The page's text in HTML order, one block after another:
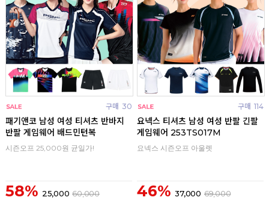
구매 30
패기앤코 남성 여성 티셔츠 반바지
반팔 게임웨어 배드민턴복
시즌오프 25,000원 균일가!
58% 25,000 60,000
구매 114
요넥스 티셔츠 남성 여성 반팔 긴팔
게임웨어 253TS017M
요넥스 시즌오프 아울렛
46% 37,000 69,000